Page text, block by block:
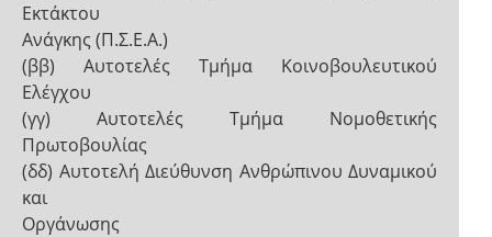
Εκτάκτου
Ανάγκης (Π.Σ.Ε.Α.)
(ββ) Αυτοτελές Τμήμα Κοινοβουλευτικού
Ελέγχου
(γγ) Αυτοτελές Τμήμα Νομοθετικής
Πρωτοβουλίας
(δδ) Αυτοτελή Διεύθυνση Ανθρώπινου Δυναμικού
και
Οργάνωσης